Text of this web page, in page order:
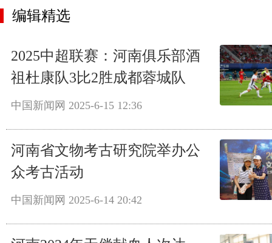
编辑精选
2025中超联赛：河南俱乐部酒
祖杜康队3比2胜成都蓉城队
中国新闻网 2025-6-15 12:36
河南省文物考古研究院举办公
众考古活动
中国新闻网 2025-6-14 20:42